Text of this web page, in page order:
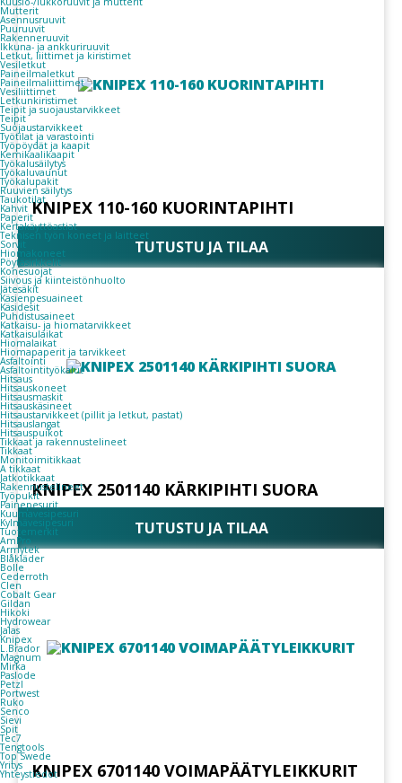
Mutterit
Asennusruuvit
Puuruuvit
Rakenneruuvit
Ikkuna- ja ankkuriruuvit
Letkut, liittimet ja kiristimet
Vesiletkut
Paineilmaletkut
Paineilmaliittimet
Vesiliittimet
Letkunkiristimet
Teipit ja suojaustarvikkeet
Teipit
Suojaustarvikkeet
Työtilat ja varastointi
Työpöydät ja kaapit
Kemikaalikaapit
Työkalusäilytys
Työkaluvaunut
Työkalupakit
Ruuvien säilytys
Taukotilat
Kahvit
Paperit
Kertakäyttöastiat
Teknisen työn koneet ja laitteet
Sorvit
Hiomakoneet
Pöytäsirkkelit
Konesuojat
Siivous ja kiinteistönhuolto
Jätesäkit
Käsienpesuaineet
Käsidesit
Puhdistusaineet
Katkaisu- ja hiomatarvikkeet
Katkaisulaikat
Hiomalaikat
Hiomapaperit ja tarvikkeet
Asfaltointi
Asfaltointityökalut
Hitsaus
Hitsauskoneet
Hitsausmaskit
Hitsauskäsineet
Hitsaustarvikkeet (pillit ja letkut, pastat)
Hitsauslangat
Hitsauspuikot
Tikkaat ja rakennustelineet
Tikkaat
Monitoimitikkaat
A tikkaat
Jatkotikkaat
Rakennustelineet
Työpukit
Painepesurit
Kuumavesipesuri
Kylmävesipesuri
Tuotemerkit
AmPro
Armytek
Blåkläder
Bolle
Cederroth
Clen
Cobalt Gear
Gildan
Hikoki
Hydrowear
Jalas
Knipex
L.Brador
Magnum
Mirka
Paslode
Petzl
Portwest
Ruko
Senco
Sievi
Spit
Tec7
Tengtools
Top Swede
Yritys
Yhteystiedot
KNIPEX 110-160 KUORINTAPIHTI
TUTUSTU JA TILAA
KNIPEX 2501140 KÄRKIPIHTI SUORA
TUTUSTU JA TILAA
KNIPEX 6701140 VOIMAPÄÄTYLEIKKURIT